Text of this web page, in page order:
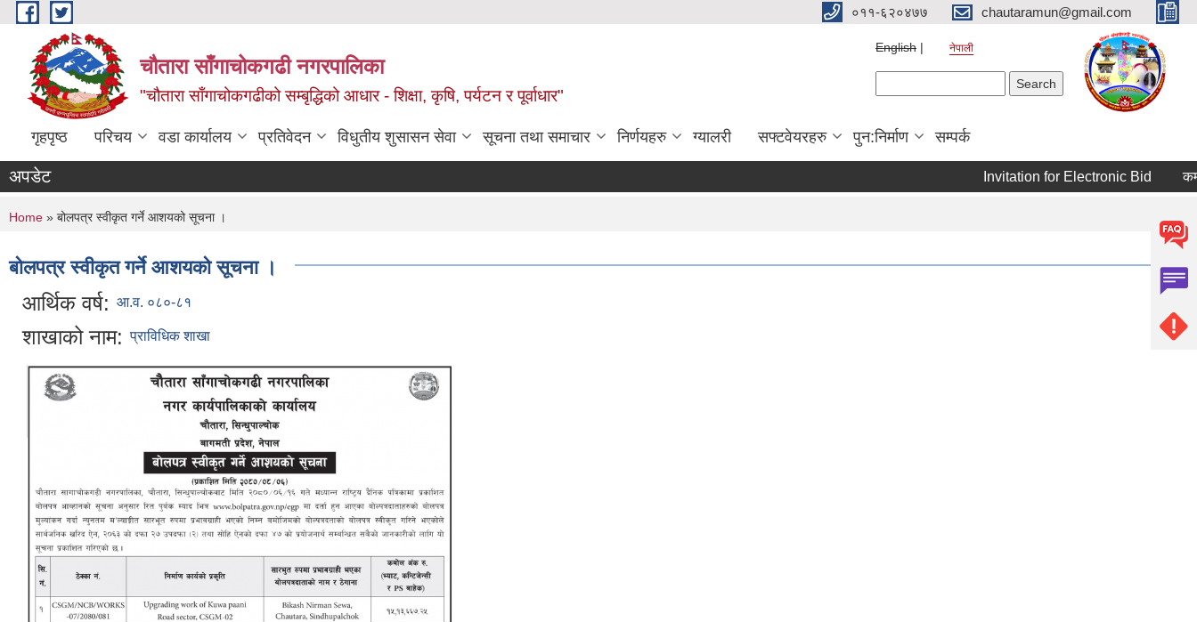
Skip to main content ०११-६२०४७७ chautaramun@gmail.com
चौतारा साँगाचोकगढी नगरपालिका
"चौतारा साँगाचोकगढीको सम्बृद्धिको आधार - शिक्षा, कृषि, पर्यटन र पूर्वाधार"
English नेपाली
गृहपृष्ठ परिचय वडा कार्यालय प्रतिवेदन विधुतीय शुसासन सेवा सूचना तथा समाचार निर्णयहरु ग्यालरी सफ्टवेयरहरु पुन:निर्माण सम्पर्क
अपडेट Invitation for Electronic Bid
You are here
Home » बोलपत्र स्वीकृत गर्ने आशयको सूचना ।
बोलपत्र स्वीकृत गर्ने आशयको सूचना ।
आर्थिक वर्ष: आ.व. ०८०-८१
शाखाको नाम: प्राविधिक शाखा